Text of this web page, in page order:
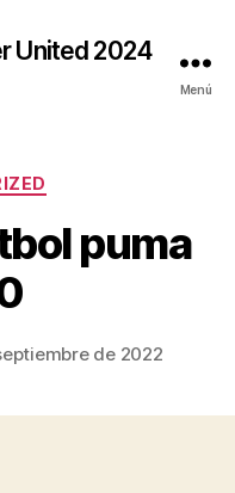
United 2024
Menú
puma
de 2022